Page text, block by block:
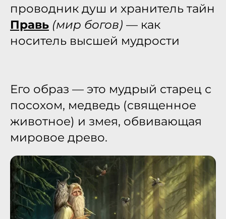
проводник душ и хранитель тайн
Правь (мир богов) — как
носитель высшей мудрости
Его образ — это мудрый старец с
посохом, медведь (священное
животное) и змея, обвивающая
мировое древо.